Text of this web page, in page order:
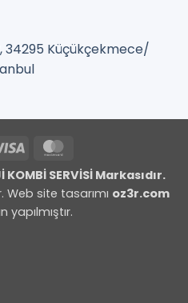
34295 Küçükçekmece/
Visa
SERVİSİ Markasıdır.
Web site tasarımı oz3r.com
yapılmıştır.